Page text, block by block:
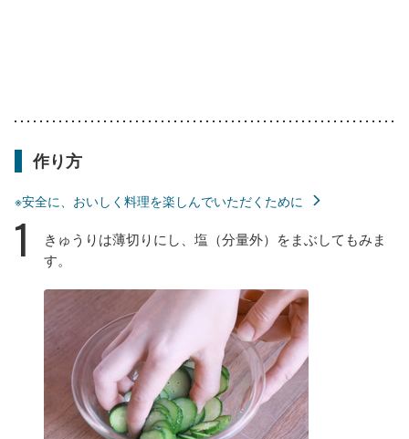
作り方
※安全に、おいしく料理を楽しんでいただくために
1
きゅうりは薄切りにし、塩（分量外）をまぶしてもみま
す。